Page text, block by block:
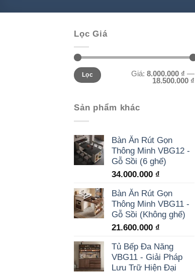
Lọc Giá
Giá
tối
thiểu
Giá
tối
đa
Lọc Giá: 8.000.000 ₫ —
18.500.000 ₫
Sản phẩm khác
Bàn Ăn Rút Gọn
Thông Minh VBG12 -
Gỗ Sồi (6 ghế)
34.000.000 ₫
Bàn Ăn Rút Gọn
Thông Minh VBG11 -
Gỗ Sồi (Không ghế)
21.600.000 ₫
Tủ Bếp Đa Năng
VBG11 - Giải Pháp
Lưu Trữ Hiện Đại